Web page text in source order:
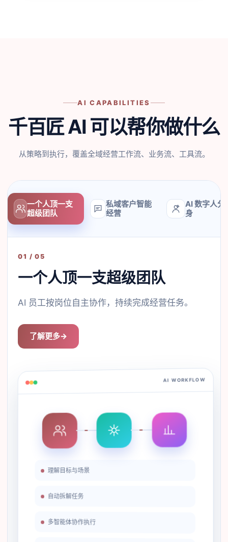
AI CAPABILITIES
千百匠 AI 可以帮你做什么
从策略到执行，覆盖全域经营工作流、业务流、工具流。
一个人顶一支
超级团队
私域客户智能
经营
AI 数字人分
身
01 / 05
一个人顶一支超级团队
AI 员工按岗位自主协作，持续完成经营任务。
了解更多→
AI WORKFLOW
理解目标与场景
自动拆解任务
多智能体协作执行